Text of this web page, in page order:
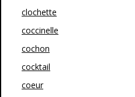
clochette
coccinelle
cochon
cocktail
coeur